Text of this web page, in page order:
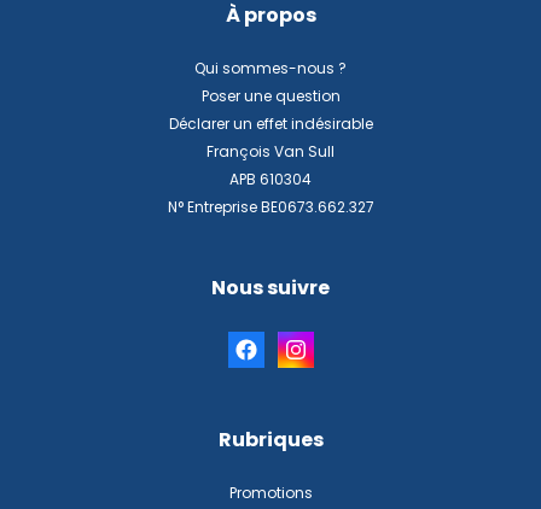
À propos
Qui sommes-nous ?
Poser une question
Déclarer un effet indésirable
François Van Sull
APB 610304
N° Entreprise BE0673.662.327
Nous suivre
Rubriques
Promotions